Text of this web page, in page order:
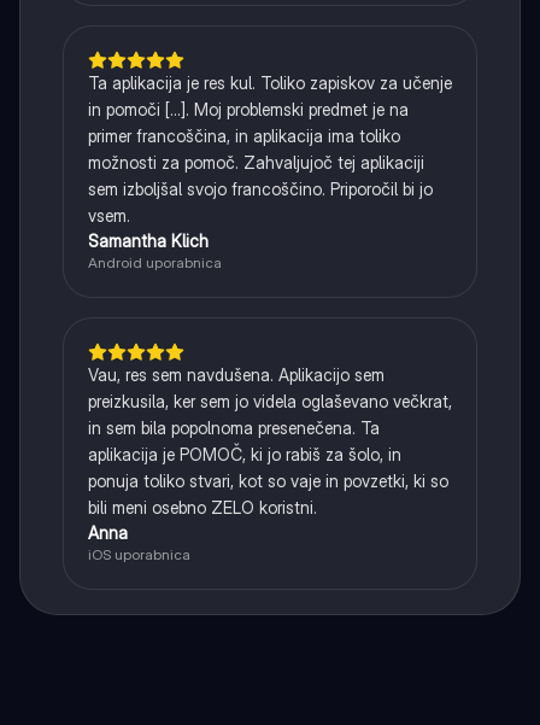
Ta aplikacija je res kul. Toliko zapiskov za učenje
in pomoči [...]. Moj problemski predmet je na
primer francoščina, in aplikacija ima toliko
možnosti za pomoč. Zahvaljujoč tej aplikaciji
sem izboljšal svojo francoščino. Priporočil bi jo
vsem.
Samantha Klich
Android uporabnica
Vau, res sem navdušena. Aplikacijo sem
preizkusila, ker sem jo videla oglaševano večkrat,
in sem bila popolnoma presenečena. Ta
aplikacija je POMOČ, ki jo rabiš za šolo, in
ponuja toliko stvari, kot so vaje in povzetki, ki so
bili meni osebno ZELO koristni.
Anna
iOS uporabnica